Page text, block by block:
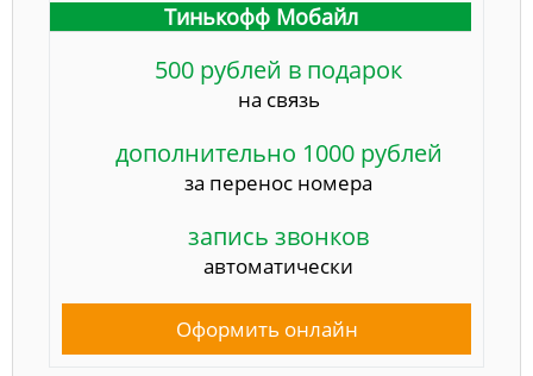
Тинькофф Мобайл
500 рублей в подарок
на связь
дополнительно 1000 рублей
за перенос номера
запись звонков
автоматически
Оформить онлайн